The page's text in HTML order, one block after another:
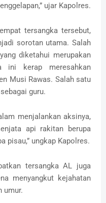
ujar Kapolres.
tersangka tersebut,
sorotan utama. Salah
diketahui merupakan
ini kerap meresahkan
Musi Rawas. Salah satu
guru.
menjalankan aksinya,
api rakitan berupa
pisau,” ungkap Kapolres.
tersangka AL juga
menyangkut kejahatan
umur.